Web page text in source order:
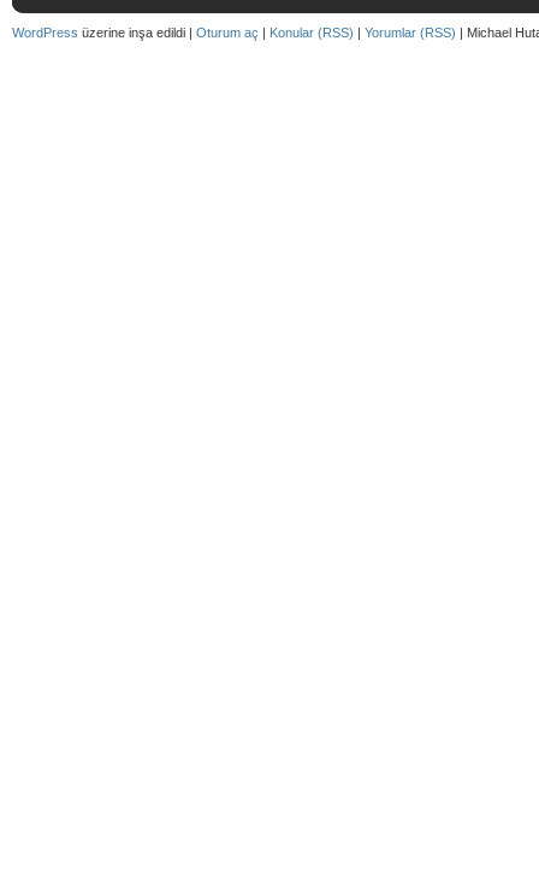
WordPress üzerine inşa edildi | Oturum aç | Konular (RSS) | Yorumlar (RSS) | Michael